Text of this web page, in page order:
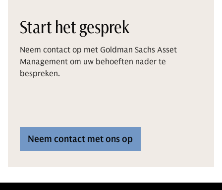
Start het gesprek
Neem contact op met Goldman Sachs Asset
Management om uw behoeften nader te
bespreken.
Neem contact met ons op